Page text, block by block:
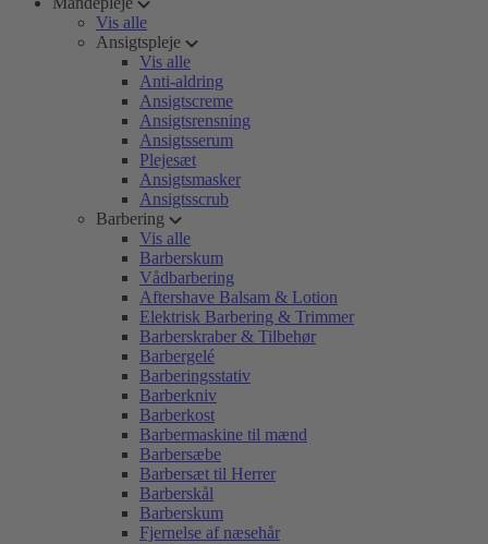
Vis alle
Ansigtspleje
Vis alle
Anti-aldring
Ansigtscreme
Ansigtsrensning
Ansigtsserum
Plejesæt
Ansigtsmasker
Ansigtsscrub
Barbering
Vis alle
Barberskum
Vådbarbering
Aftershave Balsam & Lotion
Elektrisk Barbering & Trimmer
Barberskraber & Tilbehør
Barbergelé
Barberingsstativ
Barberkniv
Barberkost
Barbermaskine til mænd
Barbersæbe
Barbersæt til Herrer
Barberskål
Barberskum
Fjernelse af næsehår